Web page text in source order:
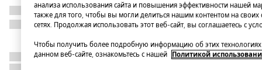
анализа использования сайта и повышения эффективности нашей
также для того, чтобы вы могли делиться нашим контентом на своих
сетях. Продолжая использовать этот веб-сайт, вы соглашаетесь с
Чтобы получить более подробную информацию об этих
данном веб-сайте, ознакомьтесь с нашей
Политикой